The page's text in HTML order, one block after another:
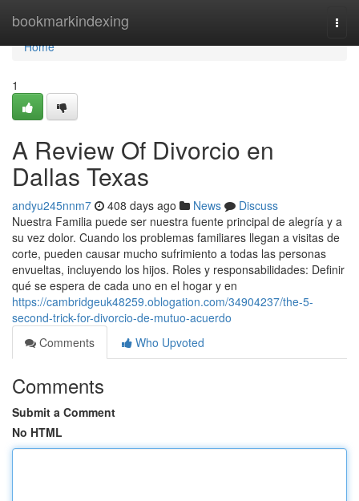
bookmarkindexing
Home
Home
1
A Review Of Divorcio en
Dallas Texas
andyu245nnm7 408 days ago News
Discuss
Nuestra Familia puede ser nuestra fuente principal de alegría y a
su vez dolor. Cuando los problemas familiares llegan a visitas de
corte, pueden causar mucho sufrimiento a todas las personas
envueltas, incluyendo los hijos. Roles y responsabilidades: Definir
qué se espera de cada uno en el hogar y en
https://cambridgeuk48259.oblogation.com/34904237/the-5-
second-trick-for-divorcio-de-mutuo-acuerdo
Comments
Who Upvoted
Comments
Submit a Comment
No HTML